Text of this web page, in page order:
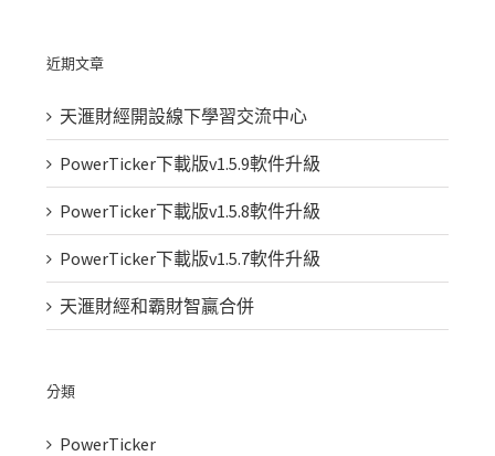
近期文章
天滙財經開設線下學習交流中心
PowerTicker下載版v1.5.9軟件升級
PowerTicker下載版v1.5.8軟件升級
PowerTicker下載版v1.5.7軟件升級
天滙財經和霸財智贏合併
分類
PowerTicker